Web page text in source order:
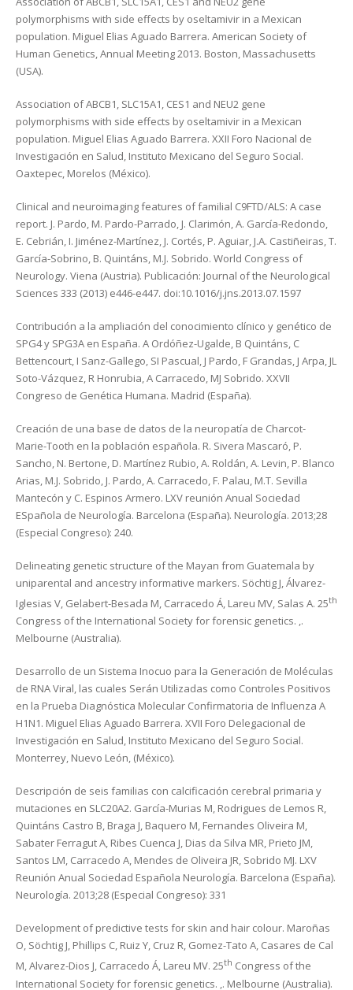
polymorphisms with side effects by oseltamivir in a Mexican
population. Miguel Elias Aguado Barrera. American Society of
Human Genetics, Annual Meeting 2013. Boston, Massachusetts
(USA).
Association of ABCB1, SLC15A1, CES1 and NEU2 gene
polymorphisms with side effects by oseltamivir in a Mexican
population. Miguel Elias Aguado Barrera. XXII Foro Nacional de
Investigación en Salud, Instituto Mexicano del Seguro Social.
Oaxtepec, Morelos (México).
Clinical and neuroimaging features of familial C9FTD/ALS: A case
report. J. Pardo, M. Pardo-Parrado, J. Clarimón, A. García-Redondo,
E. Cebrián, I. Jiménez-Martínez, J. Cortés, P. Aguiar, J.A. Castiñeiras, T.
García-Sobrino, B. Quintáns, M.J. Sobrido. World Congress of
Neurology. Viena (Austria). Publicación: Journal of the Neurological
Sciences 333 (2013) e446-e447. doi:10.1016/j.jns.2013.07.1597
Contribución a la ampliación del conocimiento clínico y genético de
SPG4 y SPG3A en España. A Ordóñez-Ugalde, B Quintáns, C
Bettencourt, I Sanz-Gallego, SI Pascual, J Pardo, F Grandas, J Arpa, JL
Soto-Vázquez, R Honrubia, A Carracedo, MJ Sobrido. XXVII
Congreso de Genética Humana. Madrid (España).
Creación de una base de datos de la neuropatía de Charcot-
Marie-Tooth en la población española. R. Sivera Mascaró, P.
Sancho, N. Bertone, D. Martínez Rubio, A. Roldán, A. Levin, P. Blanco
Arias, M.J. Sobrido, J. Pardo, A. Carracedo, F. Palau, M.T. Sevilla
Mantecón y C. Espinos Armero. LXV reunión Anual Sociedad
ESpañola de Neurología. Barcelona (España). Neurología. 2013;28
(Especial Congreso): 240.
Delineating genetic structure of the Mayan from Guatemala by
uniparental and ancestry informative markers. Söchtig J, Álvarez-
Iglesias V, Gelabert-Besada M, Carracedo Á, Lareu MV, Salas A. 25th
Congress of the International Society for forensic genetics. ,.
Melbourne (Australia).
Desarrollo de un Sistema Inocuo para la Generación de Moléculas
de RNA Viral, las cuales Serán Utilizadas como Controles Positivos
en la Prueba Diagnóstica Molecular Confirmatoria de Influenza A
H1N1. Miguel Elias Aguado Barrera. XVII Foro Delegacional de
Investigación en Salud, Instituto Mexicano del Seguro Social.
Monterrey, Nuevo León, (México).
Descripción de seis familias con calcificación cerebral primaria y
mutaciones en SLC20A2. García-Murias M, Rodrigues de Lemos R,
Quintáns Castro B, Braga J, Baquero M, Fernandes Oliveira M,
Sabater Ferragut A, Ribes Cuenca J, Dias da Silva MR, Prieto JM,
Santos LM, Carracedo A, Mendes de Oliveira JR, Sobrido MJ. LXV
Reunión Anual Sociedad Española Neurología. Barcelona (España).
Neurología. 2013;28 (Especial Congreso): 331
Development of predictive tests for skin and hair colour. Maroñas
O, Söchtig J, Phillips C, Ruiz Y, Cruz R, Gomez-Tato A, Casares de Cal
M, Alvarez-Dios J, Carracedo Á, Lareu MV. 25th Congress of the
International Society for forensic genetics. ,. Melbourne (Australia).